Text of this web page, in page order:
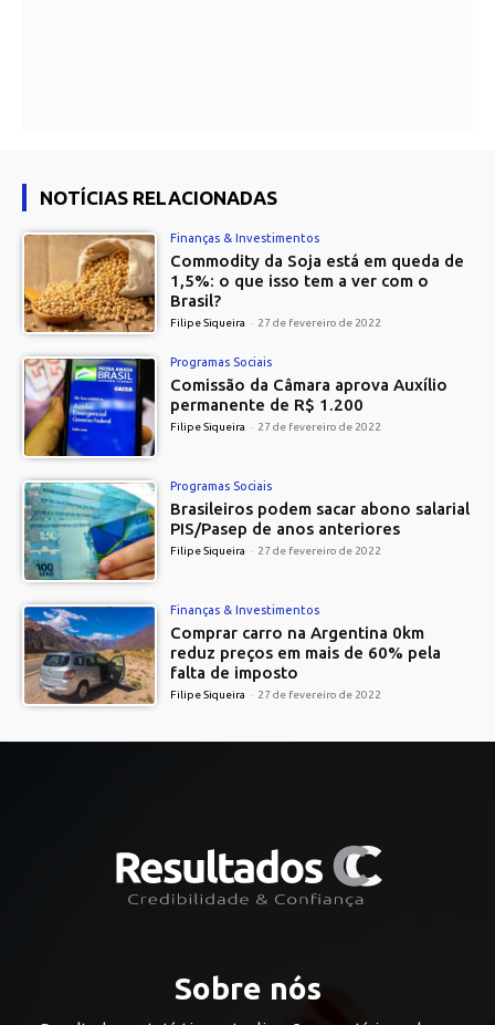
NOTÍCIAS RELACIONADAS
Finanças & Investimentos
Commodity da Soja está em queda de
1,5%: o que isso tem a ver com o
Brasil?
Filipe Siqueira - 27 de fevereiro de 2022
Programas Sociais
Comissão da Câmara aprova Auxílio
permanente de R$ 1.200
Filipe Siqueira - 27 de fevereiro de 2022
Programas Sociais
Brasileiros podem sacar abono salarial
PIS/Pasep de anos anteriores
Filipe Siqueira - 27 de fevereiro de 2022
Finanças & Investimentos
Comprar carro na Argentina 0km
reduz preços em mais de 60% pela
falta de imposto
Filipe Siqueira - 27 de fevereiro de 2022
Sobre nós